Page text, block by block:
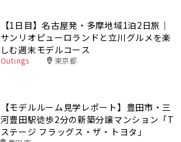
【1日目】名古屋発・多摩地域1泊2日旅｜
サンリオピューロランドと立川グルメを楽
しむ週末モデルコース
Outings 東京都
【モデルルーム見学レポート】豊田市・三
河豊田駅徒歩2分の新築分譲マンション「T
ステージ フラッグス・ザ・トヨタ」